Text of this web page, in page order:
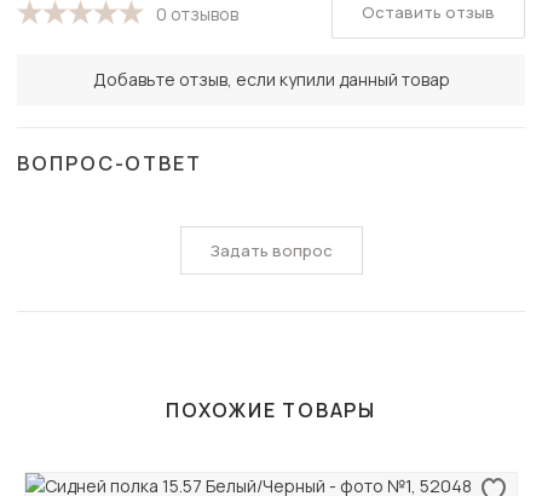
0 отзывов
Добавьте отзыв, если купили данный товар
Оставить отзыв
ВОПРОС-ОТВЕТ
Задать вопрос
ПОХОЖИЕ ТОВАРЫ